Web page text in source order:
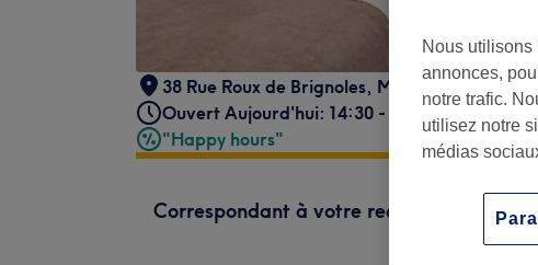
38 Rue Roux de Brignoles, Marseille, 13006
Ouvert Aujourd'hui: 14:30 - 20:00
"Happy hours"
Correspondant à votre recherche
Nous utilisons
annonces,
notre trafic.
utilisez notre
médias